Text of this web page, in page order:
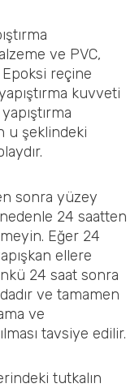
ve PVC,
Epoksi reçine
kuvveti
u şeklindeki
sonra yüzey
24 saatten
Eğer 24
ellere
24 saat sonra
ve tamamen
ve
tavsiye edilir.
tutkalın